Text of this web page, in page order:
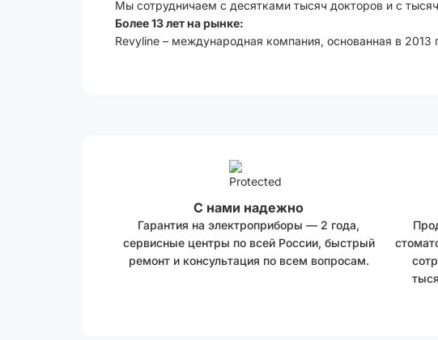
Мы сотрудничаем с десятками тысяч докторов и с
Более 13 лет на рынке:
Revyline – международная компания, основанная в 2013
С нами надежно
Гарантия на электроприборы — 2 года,
сервисные центры по всей России, быстрый
ремонт и консультация по всем вопросам.